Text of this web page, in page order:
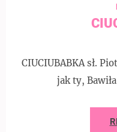
CIUCIUBABKA sł.
jak ty,